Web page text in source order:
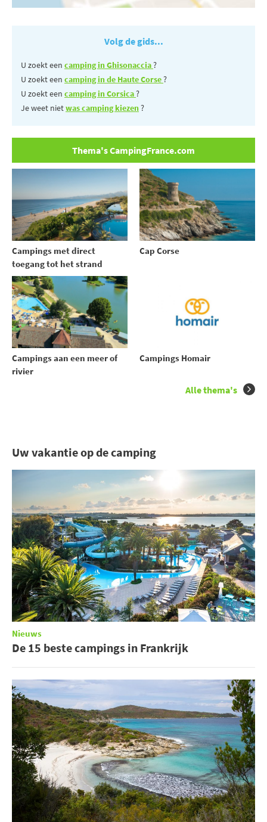
Volg de gids...
U zoekt een camping in Ghisonaccia?
U zoekt een camping in de Haute Corse?
U zoekt een camping in Corsica?
Je weet nietwas camping kiezen?
Thema's CampingFrance.com
Campings met direct
toegang tot het strand
Cap Corse
Campings aan een meer of
rivier
Campings Homair
Alle thema's
Uw vakantie op de camping
Nieuws
De 15 beste campings in Frankrijk